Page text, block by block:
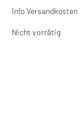
Info Versandkosten
Nicht vorrätig